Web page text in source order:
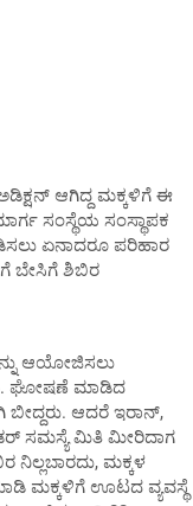
ಆಗಿದ್ದ ಮಕ್ಕಳಿಗೆ ಈ
ಸಂಸ್ಥೆಯ ಸಂಸ್ಥಾಪಕ
ಏನಾದರೂ ಪರಿಹಾರ
ಬೇಸಿಗೆ ಶಿಬಿರ
ಆಯೋಜಿಸಲು
ಘೋಷಣೆ ಮಾಡಿದ
ಬೀದ್ದರು. ಆದರೆ ಇರಾನ್,
ಸಮಸ್ಯೆ ಮಿತಿ ಮೀರಿದಾಗ
ನಿಲ್ಲಬಾರದು, ಮಕ್ಕಳ
ಮಕ್ಕಳಿಗೆ ಊಟದ ವ್ಯವಸ್ಥೆ